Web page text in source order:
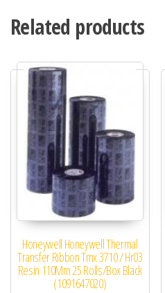
Related products
Honeywell Honeywell Thermal
Transfer Ribbon Tmx 3710 / Hr03
Resin 110Mm 25 Rolls/Box Black
(1091647020)